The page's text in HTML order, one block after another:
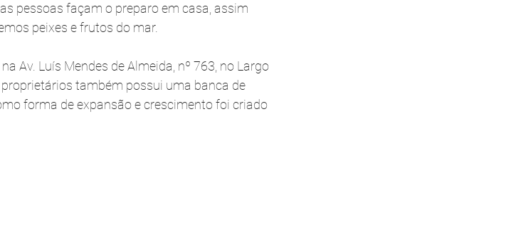
pessoas façam o preparo em casa, assim
peixes e frutos do mar.
Av. Luís Mendes de Almeida, nº 763, no Largo
também possui uma banca de
forma de expansão e crescimento foi criado